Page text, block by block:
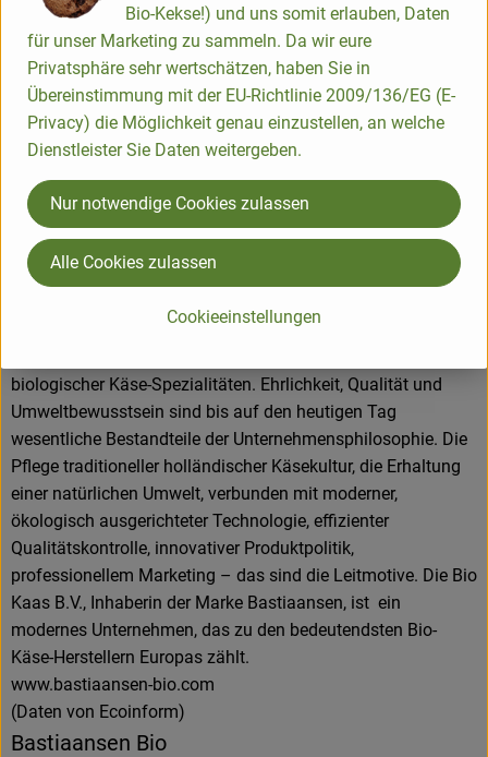
Hersteller: Bastiaansen Bio
Niederlande
Vandersterre Holland B.V.
Bastiaansen ist einer der Bio-Pioniere Hollands mit fast 30-
biologischer Käse-Spezialitäten. Ehrlichkeit, Qualität und
Umweltbewusstsein sind bis auf den heutigen Tag
wesentliche Bestandteile der Unternehmensphilosophie. Die
Pflege traditioneller holländischer Käsekultur, die Erhaltung
einer natürlichen Umwelt, verbunden mit moderner,
ökologisch ausgerichteter Technologie, effizienter
Qualitätskontrolle, innovativer Produktpolitik,
professionellem Marketing – das sind die Leitmotive. Die Bio
Kaas B.V., Inhaberin der Marke Bastiaansen, ist ein
modernes Unternehmen, das zu den bedeutendsten Bio-
Käse-Herstellern Europas zählt.
www.bastiaansen-bio.com
(Daten von Ecoinform)
Bastiaansen Bio
Bio-Kekse!) und uns somit erlauben, Daten
für unser Marketing zu sammeln. Da wir eure
Privatsphäre sehr wertschätzen, haben Sie in
Übereinstimmung mit der EU-Richtlinie 2009/136/EG (E-
Privacy) die Möglichkeit genau einzustellen, an welche
Dienstleister Sie Daten weitergeben.
Cookieeinstellungen
Nur notwendige Cookies zulassen
Alle Cookies zulassen